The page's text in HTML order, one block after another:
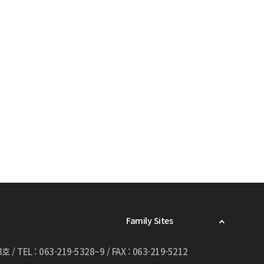
/TEL : 063-219-5328~9 /FAX : 063-219-5212
Family Sites